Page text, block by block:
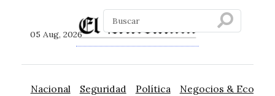
05 Aug, 2026
Nacional Seguridad Política Negocios &